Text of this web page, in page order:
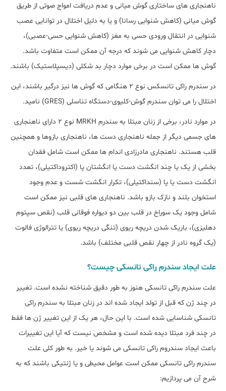
ناهنجاری های ساختاری گوش میانی و عدم دریافت امواج صوتی از طریق
گوش میانی (کاهش شنوایی رسانا) و یا به دلیل اختلال در توانایی عصب
شنوایی در انتقال ورودی حسی به مغز (کاهش شنوایی حسی-عصبی)،
دچار کاهش شنوایی می شوند که درجه آن ممکن است متفاوت باشد.
گوش ها ممکن است در برخی موارد دچار بد شکلی (دیسپلاستیک) باشند.
در سندرم راکی تانسکس نوع 2 هنگامی که گوش ها نیز درگیر باشند، این
اختلال را می توان سندرم گوش-کلیوی-دستگاه تناسلی (GRES) نامید.
در موارد نادر، برخی از زنان مبتلا به سندرم MRKH نوع 2 دارای ناهنجاری
های جسمی دیگر از جمله ناهنجاری دست ها، ناهنجاری بازوها و همچنین
قلب هستند. ناهنجاری مادرزادی اندام ها ممکن است شامل فقدان
بخشی از یک یا چند انگشت دست یا انگشتان پا (اکتروداکتیلی)، تعدد
انگشت دست یا پا (سنداکتیلی)، تکرار انگشت شست و عدم وجود
استخوان بلند و نازک بازو باشد. ناهنجاری های قلبی نیز ممکن است
شامل وجود یک سوراخ در قلب بین دو دیواره فوقانی قلب (نقص سپتوم
دهلیزی)، باریک شدن دریچه ریوی (تنگی دریچه ریوی) یا تترالوژی فالوت
(یک گروه نادر از چهار نقص قلبی مختلف) باشد.
علت ایجاد سندرم راکی تانسکی چیست؟
علت سندرم راکی تانسکی هنوز به طور دقیق شناخته نشده است. تغییر
در چند ژن که قبل از تولد ایجاد شده اند در زنان مبتلا به سندرم راکی
تانسکی شناسایی شده است. با این حال، هر یک از این تغییر ژن ها فقط
در چند فرد مبتلا دیده شده است و مشخص نیست که آیا این تغییرات
باعث ایجاد سندروم راکی تانسکی می شوند یا خیر. به طور کلی علت
سندرم راکی تانسکی ممکن است عوامل محیطی و یا ژنتیکی باشند که به
شرح آن می پردازیم: